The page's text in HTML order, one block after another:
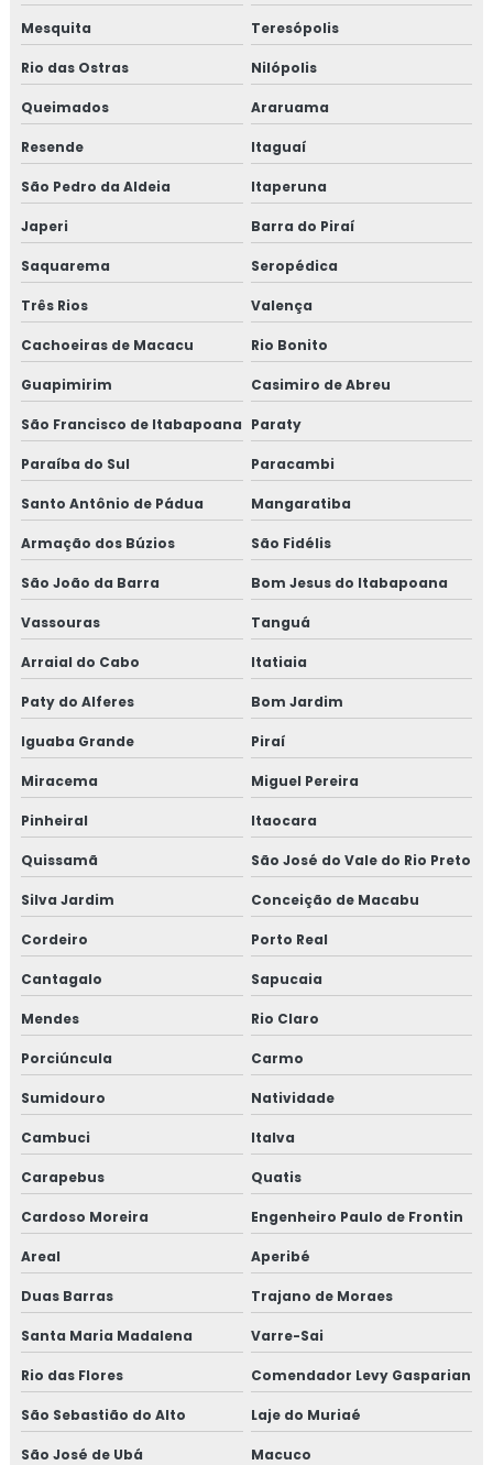
Consultoria em HACCP
GMP
Consultoria em HACCP APPCC
Consultoria em HACCP APPCC com foco no BRCGS
Consultoria em HACCP codex alimentarius
Consultoria em homologação de fornecedor
Consultoria em homologação de fornecedores e
transportadoras
Consultoria em ifs food
Consultoria em implantação de programa 5s
Consultoria em implementação gfsi
Consultoria em iso 14001
Consultoria em iso 17025
Consultoria em iso 9001
Consultoria em legislação de alimentos
Consultoria em manipulação de alimentos
Consultoria em manutenção sgq para recertificação
Consultoria em mapeamento de processos e gestão de
riscos
Consultoria em microbiologia de alimentos com base em
salmonella
Consultoria em migração da norma GMP+ 2020
Consultoria em migração para versão 6.0 da norma FSSC
22000
Consultoria em norma brc
Consultoria na norma FSSC 22000
Consultoria em plano gerenciamento de resíduos sólidos
Consultoria em política da qualidade
Consultoria em processos e elaboração de relatório de
auditoria
Consultoria em programa 5s
Consultoria em rastreabilidade e recall
Mesquita Teresópolis
Rio das Ostras Nilópolis
Queimados Araruama
Resende Itaguaí
São Pedro da Aldeia Itaperuna
Japeri Barra do Piraí
Saquarema Seropédica
Três Rios Valença
Cachoeiras de Macacu Rio Bonito
Guapimirim Casimiro de Abreu
São Francisco de Itabapoana Paraty
Paraíba do Sul Paracambi
Santo Antônio de Pádua Mangaratiba
Armação dos Búzios São Fidélis
São João da Barra Bom Jesus do Itabapoana
Vassouras Tanguá
Arraial do Cabo Itatiaia
Paty do Alferes Bom Jardim
Iguaba Grande Piraí
Miracema Miguel Pereira
Pinheiral Itaocara
Quissamã São José do Vale do Rio Preto
Silva Jardim Conceição de Macabu
Cordeiro Porto Real
Cantagalo Sapucaia
Mendes Rio Claro
Porciúncula Carmo
Sumidouro Natividade
Cambuci Italva
Carapebus Quatis
Cardoso Moreira Engenheiro Paulo de Frontin
Areal Aperibé
Duas Barras Trajano de Moraes
Santa Maria Madalena Varre-Sai
Rio das Flores Comendador Levy Gasparian
São Sebastião do Alto Laje do Muriaé
São José de Ubá
Macuco